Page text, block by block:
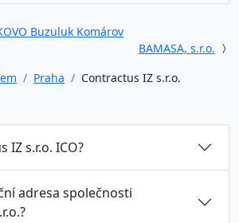
Buzuluk Komárov
BAMASA, s.r.o.
Praha Contractus IZ s.r.o.
IZ s.r.o. ICO?
adresa společnosti